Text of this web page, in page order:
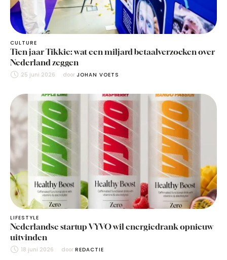
CULTURE
Tien jaar Tikkie: wat een miljard betaalverzoeken over
Nederland zeggen
25 juni 2026 door JOHAN VOETS
LIFESTYLE
Nederlandse startup VYVO wil energiedrank opnieuw
uitvinden
18 juni 2026 door REDACTIE